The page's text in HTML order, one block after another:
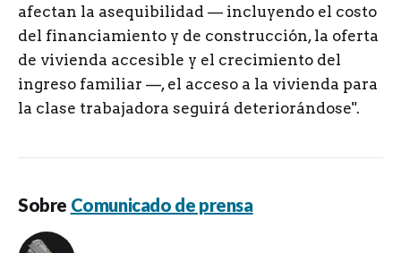
afectan la asequibilidad — incluyendo el costo
del financiamiento y de construcción, la oferta
de vivienda accesible y el crecimiento del
ingreso familiar —, el acceso a la vivienda para
la clase trabajadora seguirá deteriorándose".
Sobre Comunicado de prensa